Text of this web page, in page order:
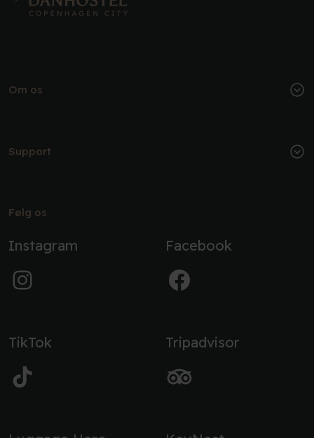
Om os
Support
Følg os
Instagram Facebook
TikTok Tripadvisor